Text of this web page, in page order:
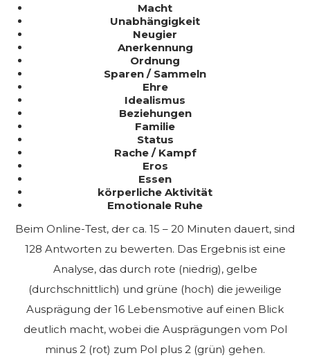
Macht
Unabhängigkeit
Neugier
Anerkennung
Ordnung
Sparen / Sammeln
Ehre
Idealismus
Beziehungen
Familie
Status
Rache / Kampf
Eros
Essen
körperliche Aktivität
Emotionale Ruhe
Beim Online-Test, der ca. 15 – 20 Minuten dauert, sind
128 Antworten zu bewerten. Das Ergebnis ist eine
Analyse, das durch rote (niedrig), gelbe
(durchschnittlich) und grüne (hoch) die jeweilige
Ausprägung der 16 Lebensmotive auf einen Blick
deutlich macht, wobei die Ausprägungen vom Pol
minus 2 (rot) zum Pol plus 2 (grün) gehen.